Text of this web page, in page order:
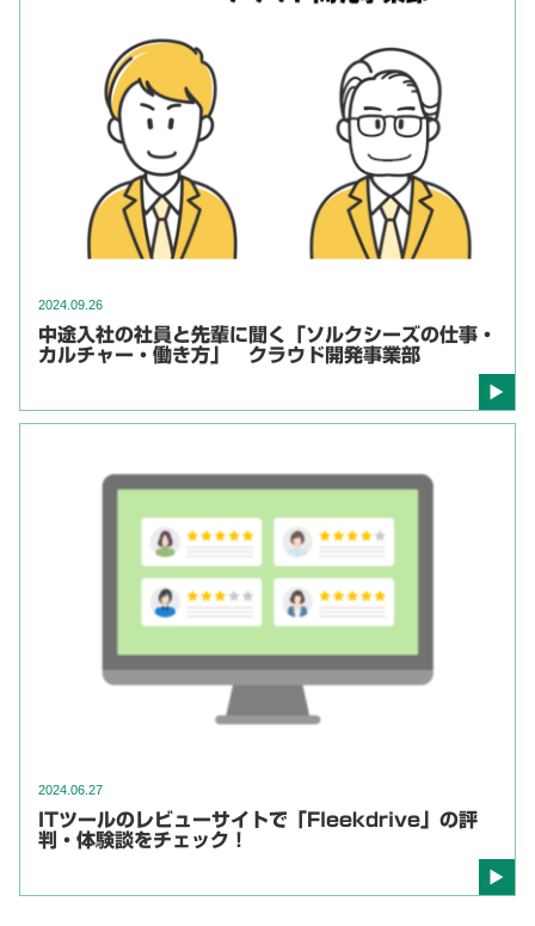
2024.09.26
中途入社の社員と先輩に聞く「ソルクシーズの仕事・
カルチャー・働き方」 クラウド開発事業部
2024.06.27
ITツールのレビューサイトで「Fleekdrive」の評
判・体験談をチェック！